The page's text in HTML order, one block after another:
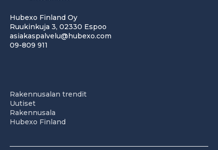
Hubexo Finland Oy
Ruukinkuja 3, 02330 Espoo
asiakaspalvelu@hubexo.com
09-809 911
Rakennusalan trendit
Uutiset
Rakennusala
Hubexo Finland